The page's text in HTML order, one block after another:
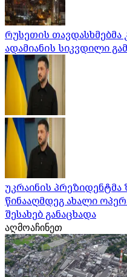
რუსეთის თავდასხმებმა
ადამიანის სიკვდილი
უკრაინის
წინააღმდეგ ახალი
შესახებ განაცხადა
აღმოაჩინეთ